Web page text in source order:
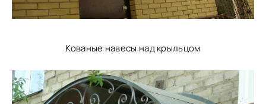
Кованые навесы над крыльцом